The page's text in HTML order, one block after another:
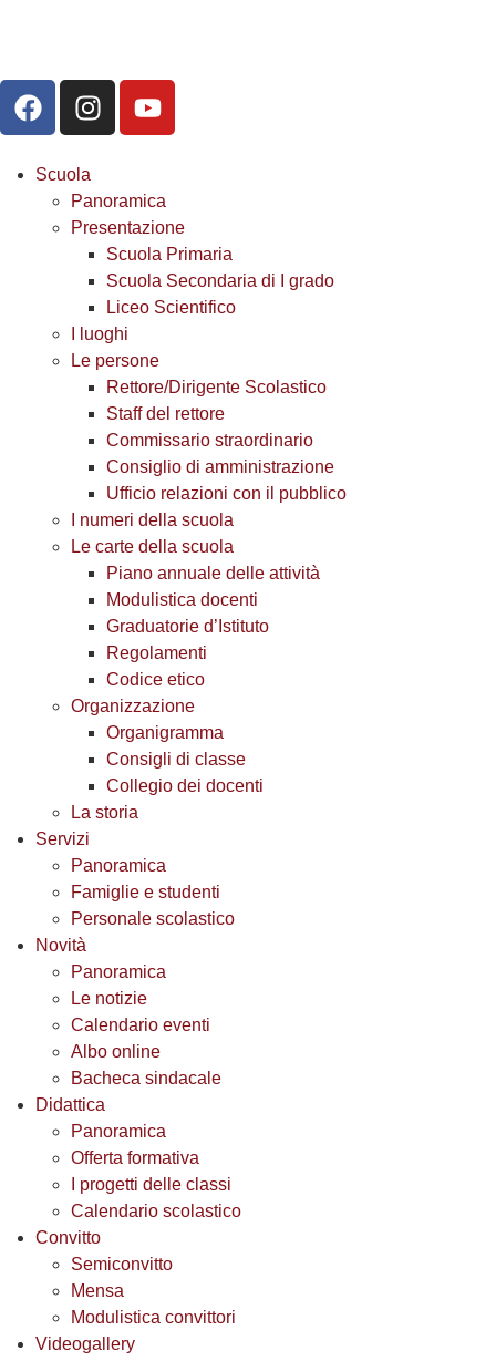
Scuola
Panoramica
Presentazione
Scuola Primaria
Scuola Secondaria di I grado
Liceo Scientifico
I luoghi
Le persone
Rettore/Dirigente Scolastico
Staff del rettore
Commissario straordinario
Consiglio di amministrazione
Ufficio relazioni con il pubblico
I numeri della scuola
Le carte della scuola
Piano annuale delle attività
Modulistica docenti
Graduatorie d’Istituto
Regolamenti
Codice etico
Organizzazione
Organigramma
Consigli di classe
Collegio dei docenti
La storia
Servizi
Panoramica
Famiglie e studenti
Personale scolastico
Novità
Panoramica
Le notizie
Calendario eventi
Albo online
Bacheca sindacale
Didattica
Panoramica
Offerta formativa
I progetti delle classi
Calendario scolastico
Convitto
Semiconvitto
Mensa
Modulistica convittori
Videogallery